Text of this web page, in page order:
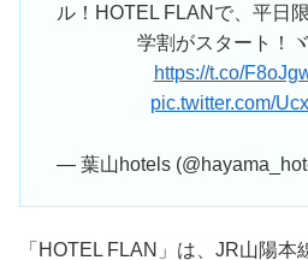
ル！HOTEL FLANで、平日
学割がスタート！
https://t.co/
pic.twitter.com/
— 葉山hotels
「HOTEL FLAN」は、JR山陽